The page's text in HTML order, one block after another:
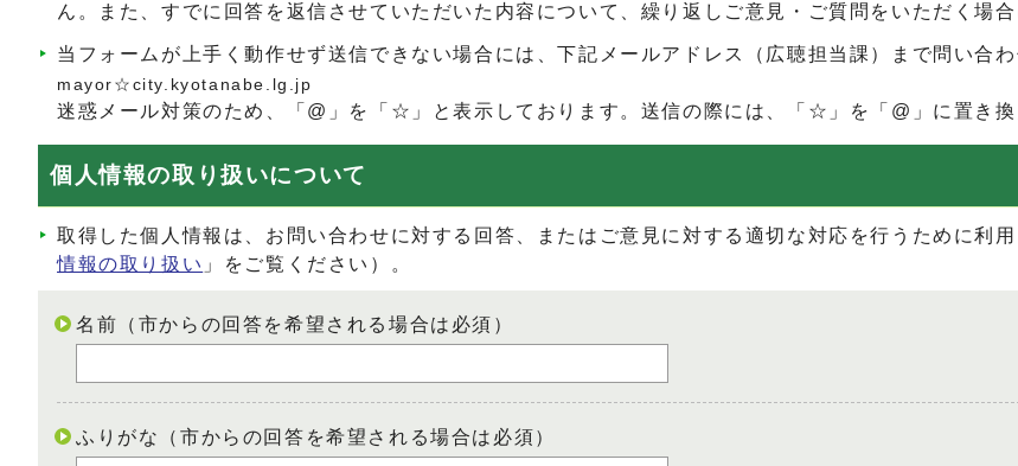
ん。また、すでに回答を返信させていただいた内容について、繰り返しご意見・ご質問をいただく場
当フォームが上手く動作せず送信できない場合には、下記メールアドレス（広聴担当課）まで問い合
mayor☆city.kyotanabe.lg.jp
迷惑メール対策のため、「@」を「☆」と表示しております。送信の際には、「☆」を「@」に置き換
個人情報の取り扱いについて
取得した個人情報は、お問い合わせに対する回答、またはご意見に対する適切な対応を行うために利
情報の取り扱い 」をご覧ください）。
名前（市からの回答を希望される場合は必須）
ふりがな（市からの回答を希望される場合は必須）